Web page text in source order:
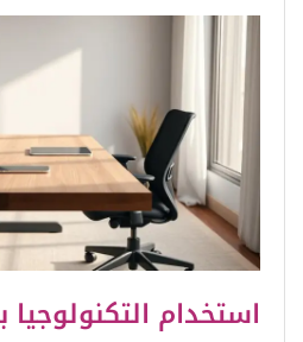
استخدام التكنولوجيا